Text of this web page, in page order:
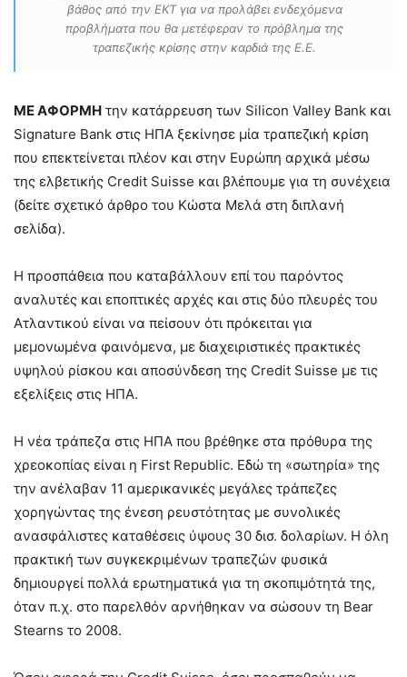
βάθος από την ΕΚΤ για να προλάβει ενδεχόμενα
προβλήματα που θα μετέφεραν το πρόβλημα της
τραπεζικής κρίσης στην καρδιά της Ε.Ε.
ΜΕ ΑΦΟΡΜΗ την κατάρρευση των Silicon Valley Bank και
Signature Bank στις ΗΠΑ ξεκίνησε μία τραπεζική κρίση
που επεκτείνεται πλέον και στην Ευρώπη αρχικά μέσω
της ελβετικής Credit Suisse και βλέπουμε για τη συνέχεια
(δείτε σχετικό άρθρο του Κώστα Μελά στη διπλανή
σελίδα).
Η προσπάθεια που καταβάλλουν επί του παρόντος
αναλυτές και εποπτικές αρχές και στις δύο πλευρές του
Ατλαντικού είναι να πείσουν ότι πρόκειται για
μεμονωμένα φαινόμενα, με διαχειριστικές πρακτικές
υψηλού ρίσκου και αποσύνδεση της Credit Suisse με τις
εξελίξεις στις ΗΠΑ.
Η νέα τράπεζα στις ΗΠΑ που βρέθηκε στα πρόθυρα της
χρεοκοπίας είναι η First Republic. Εδώ τη «σωτηρία» της
την ανέλαβαν 11 αμερικανικές μεγάλες τράπεζες
χορηγώντας της ένεση ρευστότητας με συνολικές
ανασφάλιστες καταθέσεις ύψους 30 δισ. δολαρίων. Η όλη
πρακτική των συγκεκριμένων τραπεζών φυσικά
δημιουργεί πολλά ερωτηματικά για τη σκοπιμότητά της,
όταν π.χ. στο παρελθόν αρνήθηκαν να σώσουν τη Bear
Stearns το 2008.